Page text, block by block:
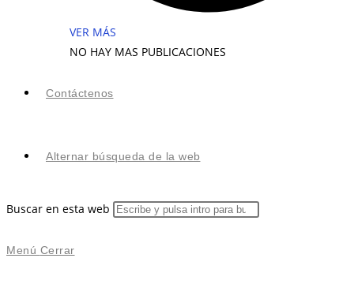
VER MÁS
NO HAY MAS PUBLICACIONES
Contáctenos
Alternar búsqueda de la web
Buscar en esta web
Menú Cerrar